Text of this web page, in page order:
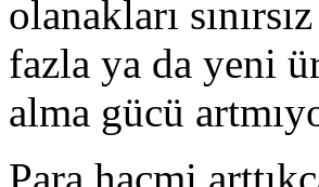
olanakları
fazla ya da yeni
alma gücü